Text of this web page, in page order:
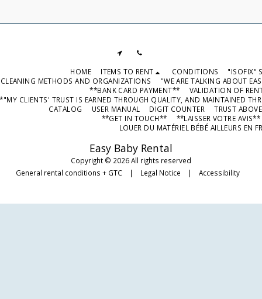
Easy Baby Rental
Copyright © 2026 All rights reserved
General rental conditions + GTC| Legal Notice | Accessibility
HOME ITEMS TO RENT CONDITIONS
"ISOFIX"
CLEANING METHODS AND ORGANIZATIONS
"WE ARE TALKING ABOUT
**BANK CARD PAYMENT**
VALIDATION OF
CLIENTS' TRUST IS EARNED THROUGH QUALITY, AND MAINTAINED
CATALOG
USER MANUAL DIGIT COUNTER
TRUST
**GET IN TOUCH**
**LAISSER VOTRE AVIS**
LOUER DU MATÉRIEL BÉBÉ AILLEURS EN